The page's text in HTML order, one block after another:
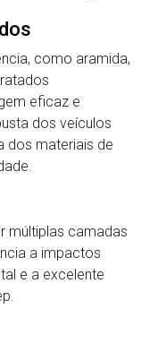
como aramida,
eficaz e
dos veículos
dos materiais de
múltiplas camadas
a impactos
e a excelente